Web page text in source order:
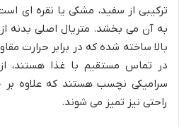
ترکیبی از سفید، مشکی یا نقره ای
به آن می بخشد. متریال اصلی بدنه
بالا ساخته شده که در برابر حرارت
در تماس مستقیم با غذا هستند،
سرامیکی نچسب هستند که علاوه بر
راحتی نیز تمیز می شوند.